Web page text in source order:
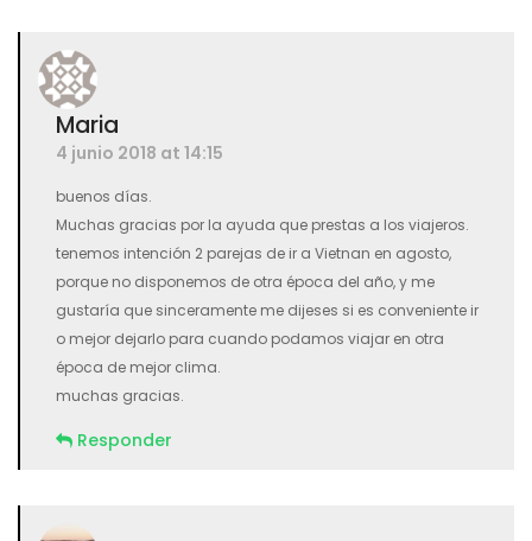
Maria
4 junio 2018 at 14:15
buenos días.
Muchas gracias por la ayuda que prestas a los viajeros.
tenemos intención 2 parejas de ir a Vietnan en agosto,
porque no disponemos de otra época del año, y me
gustaría que sinceramente me dijeses si es conveniente ir
o mejor dejarlo para cuando podamos viajar en otra
época de mejor clima.
muchas gracias.
Responder